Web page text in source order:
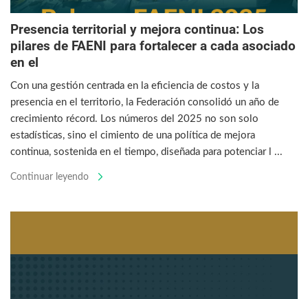
Presencia territorial y mejora continua: Los
pilares de FAENI para fortalecer a cada asociado
en el
Con una gestión centrada en la eficiencia de costos y la
presencia en el territorio, la Federación consolidó un año de
crecimiento récord. Los números del 2025 no son solo
estadísticas, sino el cimiento de una política de mejora
continua, sostenida en el tiempo, diseñada para potenciar l ...
Continuar leyendo